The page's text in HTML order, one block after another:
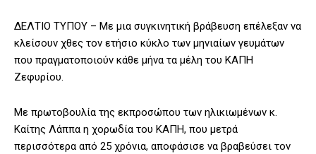
ΔΕΛΤΙΟ ΤΥΠΟΥ – Με μια συγκινητική βράβευση επέλεξαν να
κλείσουν χθες τον ετήσιο κύκλο των μηνιαίων γευμάτων
που πραγματοποιούν κάθε μήνα τα μέλη του ΚΑΠΗ
Ζεφυρίου.
Με πρωτοβουλία της εκπροσώπου των ηλικιωμένων κ.
Καίτης Λάππα η χορωδία του ΚΑΠΗ, που μετρά
περισσότερα από 25 χρόνια, αποφάσισε να βραβεύσει τον